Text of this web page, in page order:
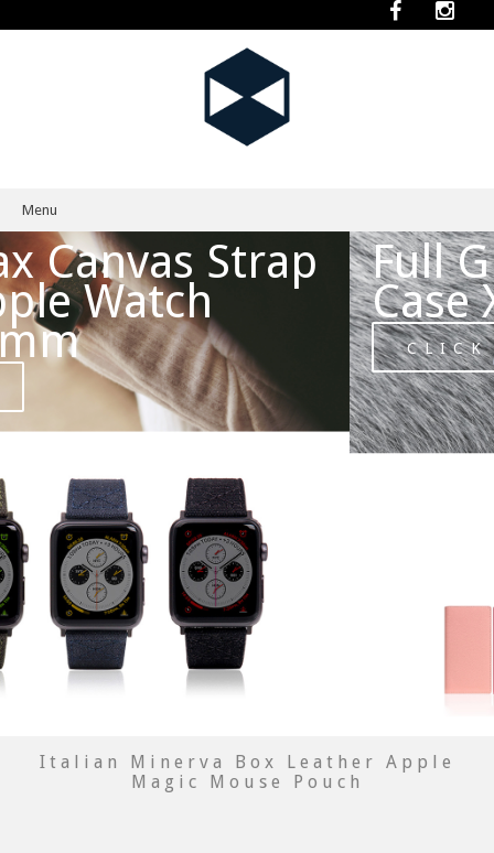
Menu
Skip to content
Full Grain Leather
Case XS / XR / XS Max
CLICK
Italian Minerva Box Leather Apple
Magic Mouse Pouch